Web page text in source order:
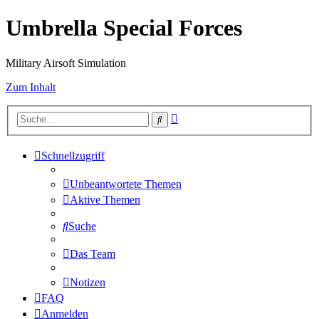
Umbrella Special Forces
Military Airsoft Simulation
Zum Inhalt
Suche
Schnellzugriff
Unbeantwortete Themen
Aktive Themen
Suche
Das Team
Notizen
FAQ
Anmelden